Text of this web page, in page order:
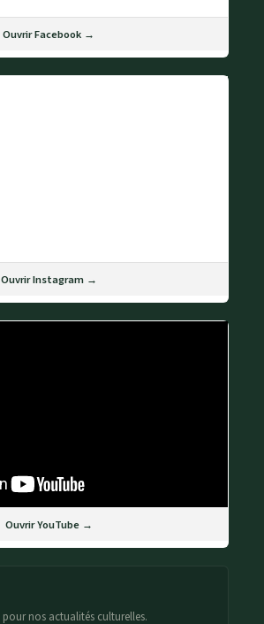
Ouvrir Facebook →
Ouvrir Instagram →
Ouvrir YouTube →
pour nos actualités culturelles.